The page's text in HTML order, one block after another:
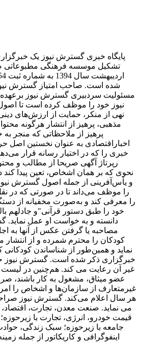
پایگاه خبری گسترش نیوز یک
تشکیل موسسه فرهنگی مطبوعاتی
شده است. صاحب امتیاز گسترش
مسئولیت سردبیری گسترش نیوز
نیوز خود را موظف کرده است تا اصول
نهی از منکر، حمایت از ارزش‌های
مذهبی، پرهیز از انتشار هرگونه
پرهیز از ملاحظاتی که منجر
اخباراقتصادی به ‌عنوان نخستین اصل
خبری را که در اختیار رسانه قرار
رپرتاژ آگهی صریحا از مطالب و
نحوی که بر همان اشخاص، تعین پیدا کند
و یأس‌آفرینی از جمله اصول گسترش
را موظف می‌داند تا در صورتی که در
را معرفی کند و به‌صورت مخفیانه از
خود را طبق دستور قرآنی"و جادلهم
دانسته و به خواست او عمل نماید.
مصاحبه یا گرفتن عکس از آنها به
کودکان را محترم شمرده و از
نماید و همین‌طور از شناساندن کودکانی
خبرگزاری ذکر شده است. گسترش نیوز
غیر آن رعایت می کند. هم‌چنین در لیست
عضو میثاق، مشغول به کار باشند،
غیرمتعارف از سازمان‌ها و اشخاص را
هر سال اعلام می‌کند. گسترش نیوز
می نماید. صنعت معدن، تجارت،
قیمت خودرو، انرژی، تجارت با
جامعه با زیرحوزه؛ سبک زندگی،
اینفوگرافی و کاریکاتور از